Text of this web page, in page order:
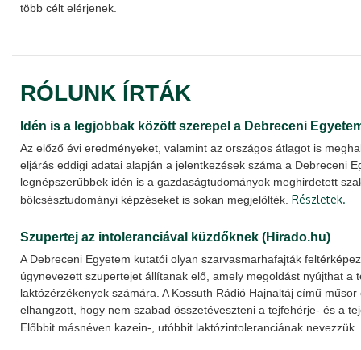
több célt elérjenek.
RÓLUNK ÍRTÁK
Idén is a legjobbak között szerepel a Debreceni
Az előző évi eredményeket, valamint az országos átlagot is
eljárás eddigi adatai alapján a jelentkezések száma a Debreceni
legnépszerűbbek idén is a gazdaságtudományok meghirdetett
bölcsésztudományi képzéseket is sokan megjelölték. Részletek.
Szupertej az intoleranciával küzdőknek (Hirado.hu)
A Debreceni Egyetem kutatói olyan szarvasmarhafajták
úgynevezett szupertejet állítanak elő, amely megoldást nyújthat a
laktózérzékenyek számára. A Kossuth Rádió Hajnaltáj című
elhangzott, hogy nem szabad összetéveszteni a tejfehérje- és a
Előbbit másnéven kazein-, utóbbit laktózintoleranciának nevezzük.